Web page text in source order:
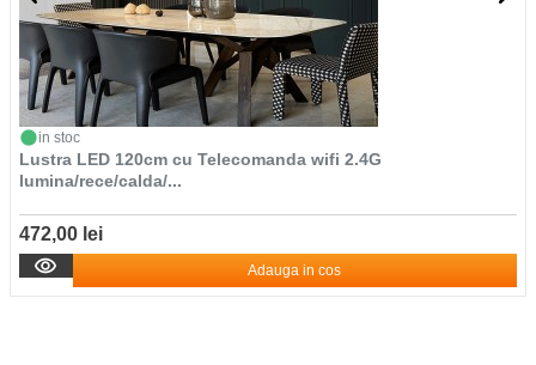
in stoc
Lustra LED 120cm cu Telecomanda wifi 2.4G
lumina/rece/calda/...
472,00 lei
Adauga in cos